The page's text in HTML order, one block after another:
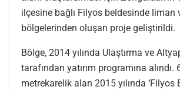
ilçesine bağlı Filyos beldesinde liman
bölgelerinden oluşan proje geliştirildi.
Bölge, 2014 yılında Ulaştırma ve
tarafından yatırım programına alındı.
metrekarelik alan 2015 yılında ‘Filyos